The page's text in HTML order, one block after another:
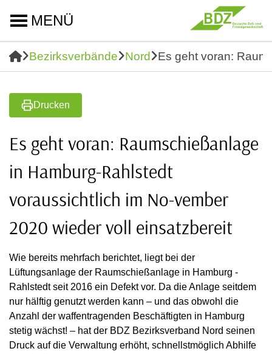
MENÜ
Bezirksverbände Nord Es geht voran:
Drucken
Es geht voran: Raumschießanlage
in Hamburg-Rahlstedt
voraussichtlich im No-vember
2020 wieder voll einsatzbereit
Wie bereits mehrfach berichtet, liegt bei der
Lüftungsanlage der Raumschießanlage in Hamburg -
Rahlstedt seit 2016 ein Defekt vor. Da die Anlage seitdem
nur hälftig genutzt werden kann – und das obwohl die
Anzahl der waffentragenden Beschäftigten in Hamburg
stetig wächst! – hat der BDZ Bezirksverband Nord seinen
Druck auf die Verwaltung erhöht, schnellstmöglich Abhilfe